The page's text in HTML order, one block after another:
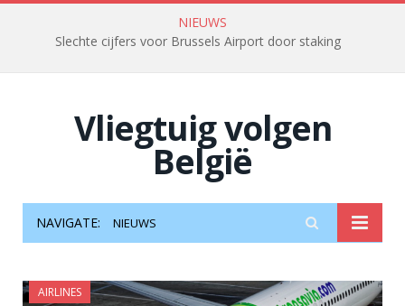
NIEUWS
Slechte cijfers voor Brussels Airport door staking
Vliegtuig volgen
België
NAVIGATE: NIEUWS
AIRLINES